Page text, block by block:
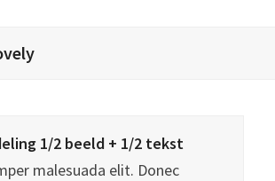
1/2 beeld + 1/2 tekst
malesuada elit. Donec